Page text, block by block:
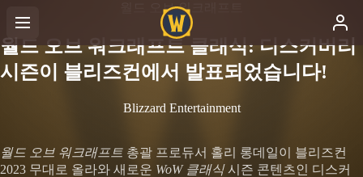
월드 오브 워크래프트
월드 오브 워크래프트 클래식: 디스커버리
시즌이 블리즈컨에서 발표되었습니다!
Blizzard Entertainment
월드 오브 워크래프트 총괄 프로듀서 홀리 롱데일이 블리즈컨
2023 무대로 올라와 새로운 WoW 클래식시즌 콘텐츠인 디스커